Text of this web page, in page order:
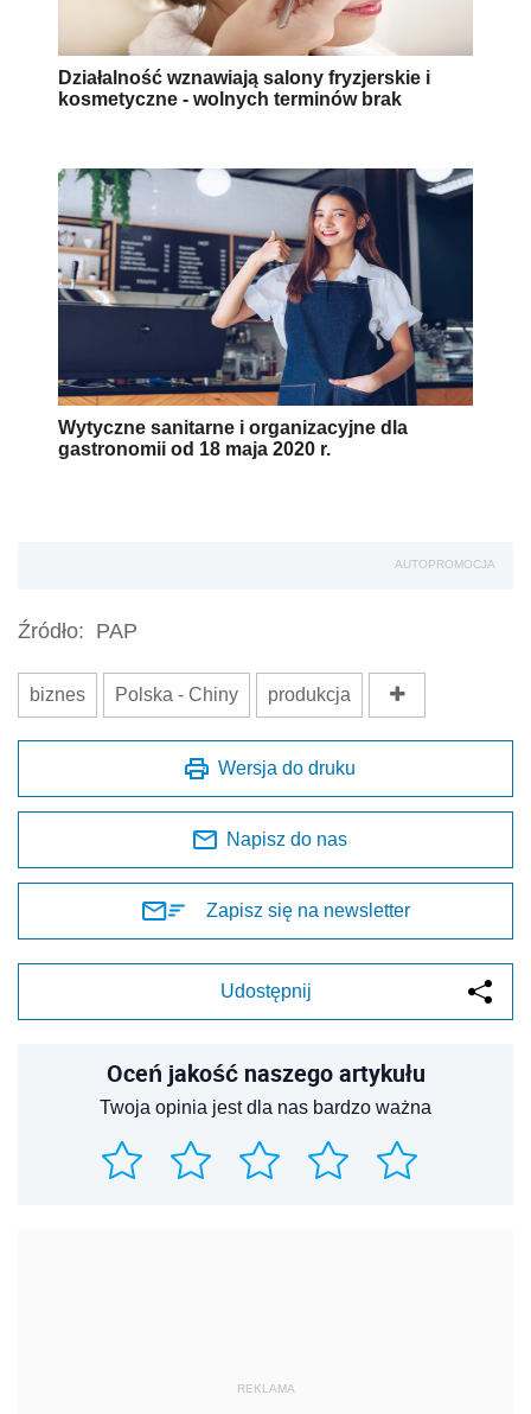
Działalność wznawiają salony fryzjerskie i
kosmetyczne - wolnych terminów brak
Wytyczne sanitarne i organizacyjne dla
gastronomii od 18 maja 2020 r.
AUTOPROMOCJA
Źródło: PAP
biznes Polska - Chiny produkcja
Wersja do druku
Napisz do nas
Zapisz się na newsletter
Udostępnij
Oceń jakość naszego artykułu
Twoja opinia jest dla nas bardzo ważna
REKLAMA